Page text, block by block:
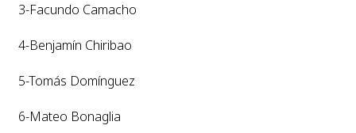
3-Facundo Camacho
4-Benjamín Chiribao
5-Tomás Domínguez
6-Mateo Bonaglia